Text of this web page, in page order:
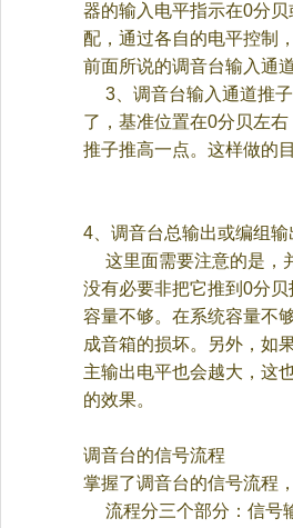
器的输入电平指示在0分贝
配，通过各自的电平控制
前面所说的调音台输入通
3 、调音台输入通道推
了，基准位置在0分贝左右
推子推高一点。这样做的
4 、调音台总输出或编组
这里面需要注意的是，
没有必要非把它推到 0分贝
容量不够。在系统容量不
成音箱的损坏。另外，如
主输出电平也会越大，这
的效果。
调音台的信号流程
掌握了调音台的信号流程
流程分三个部分：信号